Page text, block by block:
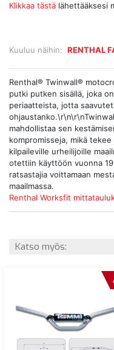
Kuuluu näihin: RENTHAL
Klikkaa tästä lähettääksesi
Renthal® Twinwall®
putki putken sisällä, joka
periaatteista, jotta
mahdollistaa sen
kompromisseja, mikä
kilpaileville urheilijoille
otettiin käyttöön vuonna
ratsastajia voittamaan
maailmassa.
Renthal Worksfit
Katso myös: